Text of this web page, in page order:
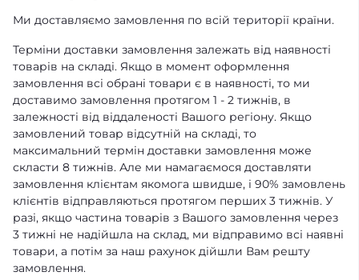
Ми доставляємо замовлення по всій території країни.
Терміни доставки замовлення залежать від наявності
товарів на складі. Якщо в момент оформлення
замовлення всі обрані товари є в наявності, то ми
доставимо замовлення протягом 1 - 2 тижнів, в
залежності від віддаленості Вашого регіону. Якщо
замовлений товар відсутній на складі, то
максимальний термін доставки замовлення може
скласти 8 тижнів. Але ми намагаємося доставляти
замовлення клієнтам якомога швидше, і 90% замовлень
клієнтів відправляються протягом перших 3 тижнів. У
разі, якщо частина товарів з Вашого замовлення через
3 тижні не надійшла на склад, ми відправимо всі наявні
товари, а потім за наш рахунок дійшли Вам решту
замовлення.